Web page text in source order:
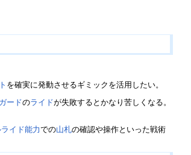
を確実に発動させるギミックを活用したい。
ードのライドが失敗するとかなり苦しくなる。
イド能力での山札の確認や操作といった戦術